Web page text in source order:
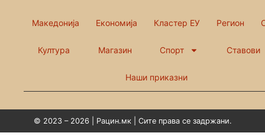
Македонија Економија Кластер ЕУ Регион
Култура Магазин Спорт Ставови
Наши приказни
© 2023 – 2026 | Рацин.мк | Сите права се задржани.